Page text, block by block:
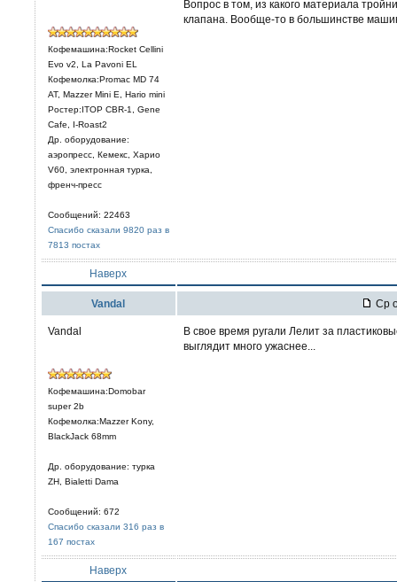
Кофемашина:Rocket Cellini
Evo v2, La Pavoni EL
Кофемолка:Promac MD 74
AT, Mazzer Mini E, Hario mini
Ростер:ITOP CBR-1, Gene
Cafe, I-Roast2
Др. оборудование:
аэропресс, Кемекс, Харио
V60, электронная турка,
френч-пресс
Сообщений: 22463
Спасибо сказали 9820 раз в
7813 постах
Вопрос в том, из какого материала
клапана. Вообще-то в большинстве
Наверх
Vandal Ср
Vandal
Кофемашина:Domobar
super 2b
Кофемолка:Mazzer Kony,
BlackJack 68mm
Др. оборудование: турка
ZH, Bialetti Dama
Сообщений: 672
Спасибо сказали 316 раз в
167 постах
В свое время ругали Лелит за
выглядит много ужаснее...
Наверх